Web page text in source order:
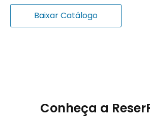
Baixar Catálogo
Conheça a